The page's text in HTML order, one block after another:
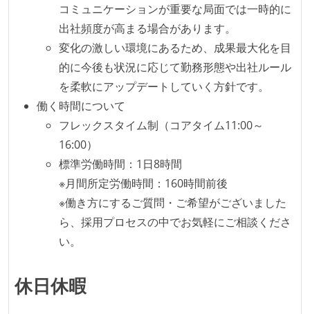
アジャイル実践状況
1ヶ月以下の短い期間でのイテレーション開発を実践
している
デイリーでスタンドアップミーティング、またはそれ
に準じるチーム内の打ち合わせを行っている
イテレーションの最後などに、定期的にチームでふり
かえりミーティングを行っている
タスク見積もりの単位には絶対量（人日など）ではな
く相対ポイントを用い、極力複数人の意見を調整する
形で行っている
継続的なデプロイ（デリバリー）を行っている
ワークフローの整備
各メンバーが実装したコードのマージは Pull Request
コミュニケーションが重要な局面では一時的に
出社頻度が高まる場合があります。
変化の激しい環境にあるため、成果最大化を目
的に今後も状況に応じて勤務形態や出社ルール
を柔軟にアップデートしていく方針です。
働く時間について
フレックスタイム制（コアタイム11:00～
16:00）
標準労働時間：1日8時間
※月間所定労働時間：160時間前後
※働き方にするご質問・ご希望がございました
ら、採用プロセスの中でお気軽にご相談くださ
い。
休日休暇